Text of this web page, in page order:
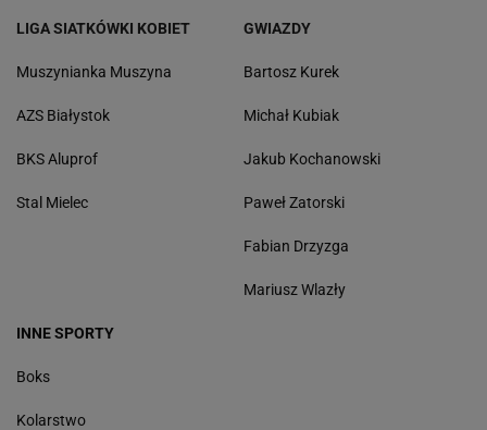
LIGA SIATKÓWKI KOBIET
Muszynianka Muszyna
AZS Białystok
BKS Aluprof
Stal Mielec
GWIAZDY
Bartosz Kurek
Michał Kubiak
Jakub Kochanowski
Paweł Zatorski
Fabian Drzyzga
Mariusz Wlazły
INNE SPORTY
Boks
Kolarstwo